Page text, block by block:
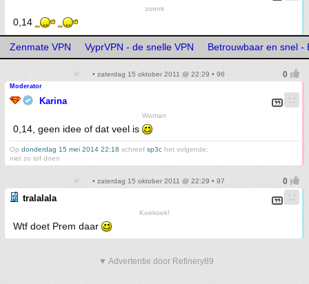
zoemt
0,14
Zenmate VPN VyprVPN - de snelle VPN Betrouwbaar en snel -
• zaterdag 15 oktober 2011 @ 22:29 • 96
Moderator
Karina
Woman
0,14, geen idee of dat veel is
Op donderdag 15 mei 2014 22:18 schreef sp3c het volgende:
niet zo tof doen
• zaterdag 15 oktober 2011 @ 22:29 • 97
tralalala
Koekoek!
Wtf doet Prem daar
▼ Advertentie door Refinery89